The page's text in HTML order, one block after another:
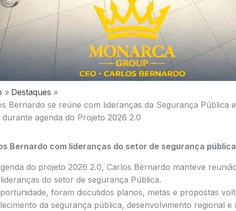
Destaques
Bernardo se reúne com lideranças da Segurança Pública
durante agenda do Projeto 2026 2.0
Bernardo com lideranças do setor de segurança pública
do projeto 2026 2.0, Carlos Bernardo manteve
do setor de segurança Pública.
foram discutidos planos, metas e propostas
da segurança pública, desenvolvimento regional e